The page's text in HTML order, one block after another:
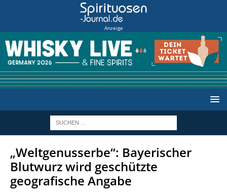
Anzeige
„Weltgenusserbe“: Bayerischer
Blutwurz wird geschützte
geografische Angabe